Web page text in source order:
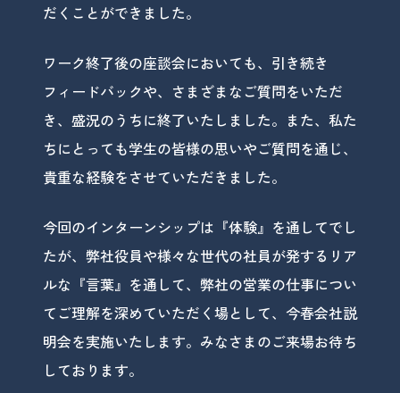
だくことができました。
ワーク終了後の座談会においても、引き続き
フィードバックや、さまざまなご質問をいただ
き、盛況のうちに終了いたしました。また、私た
ちにとっても学生の皆様の思いやご質問を通じ、
貴重な経験をさせていただきました。
今回のインターンシップは『体験』を通してでし
たが、弊社役員や様々な世代の社員が発するリア
ルな『言葉』を通して、弊社の営業の仕事につい
てご理解を深めていただく場として、今春会社説
明会を実施いたします。みなさまのご来場お待ち
しております。